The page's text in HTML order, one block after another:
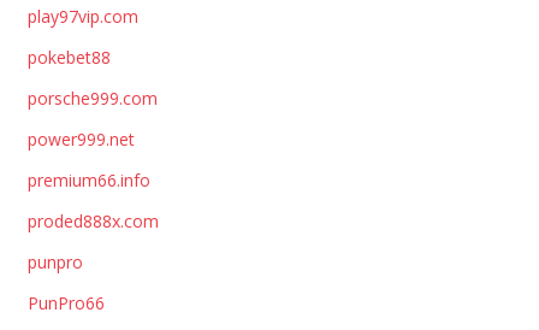
play97vip.com
pokebet88
porsche999.com
power999.net
premium66.info
proded888x.com
punpro
PunPro66